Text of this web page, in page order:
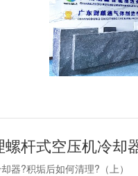
器?积垢后如何清理?（上）